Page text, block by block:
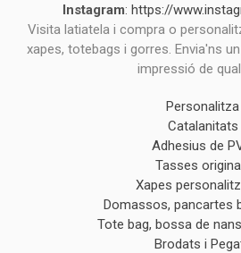
Instagram: https://
Visita latiatela i compra o
xapes, totebags i gorres. Envia'ns
impressió de
Personalitza
Catalanitats
Adhesius de
Tasses
Xapes
Domassos, pancartes
Tote bag, bossa de
Brodats i